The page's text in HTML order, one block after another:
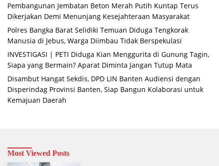
Pembangunan Jembatan Beton Merah Putih Kuntap Terus
Dikerjakan Demi Menunjang Kesejahteraan Masyarakat
Polres Bangka Barat Selidiki Temuan Diduga Tengkorak
Manusia di Jebus, Warga Diimbau Tidak Berspekulasi
INVESTIGASI | PETI Diduga Kian Menggurita di Gunung Tagin,
Siapa yang Bermain? Aparat Diminta Jangan Tutup Mata
Disambut Hangat Sekdis, DPD LIN Banten Audiensi dengan
Disperindag Provinsi Banten, Siap Bangun Kolaborasi untuk
Kemajuan Daerah
Most Viewed Posts